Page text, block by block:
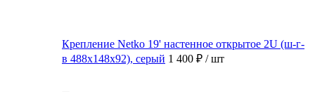
Крепление Netko 19' настенное открытое 2U (ш-г-
в 488х148х92), серый 1 400 ₽ / шт